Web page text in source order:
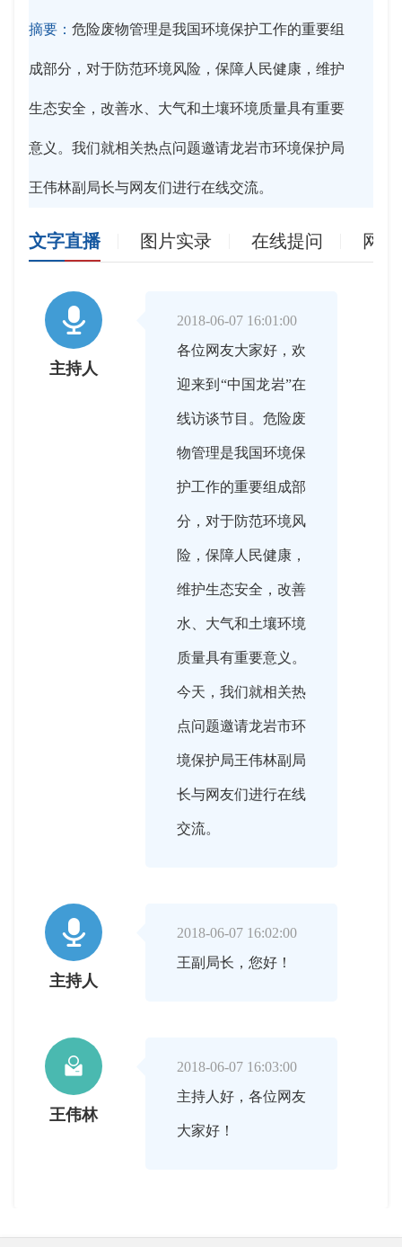
摘要： 危险废物管理是我国环境保护工作的重要组
成部分，对于防范环境风险，保障人民健康，维护
生态安全，改善水、大气和土壤环境质量具有重要
意义。我们就相关热点问题邀请龙岩市环境保护局
王伟林副局长与网友们进行在线交流。
文字直播 图片实录 在线提问 网

主持人
2018-06-07 16:01:00
各位网友大家好，欢
迎来到“中国龙岩”在
线访谈节目。危险废
物管理是我国环境保
护工作的重要组成部
分，对于防范环境风
险，保障人民健康，
维护生态安全，改善
水、大气和土壤环境
质量具有重要意义。
今天，我们就相关热
点问题邀请龙岩市环
境保护局王伟林副局
长与网友们进行在线
交流。

主持人
2018-06-07 16:02:00
王副局长，您好！

王伟林
2018-06-07 16:03:00
主持人好，各位网友
大家好！
 2018-06-07 16:03:00